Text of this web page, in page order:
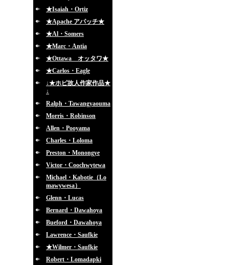
★Isaiah・Ortiz
★Apache アパッチ★
★Al・Somers
★Marc・Antia
★Ottawa オッタワ★
★Carlos・Eagle
↓★ホピ故人作家作品★
↓
Ralph・Tawangyaouma
Morris・Robinson
Allen・Pooyama
Charles・Loloma
Preston・Monongye
Victor・Coochwytewa
Michael・Kabotie（Lo
mawywesa）
Glenn・Lucas
Bernard・Dawahoya
Bueford・Dawahoya
Lawrence・Saufkie
★Wilmer・Saufkie
Robert・Lomadapki